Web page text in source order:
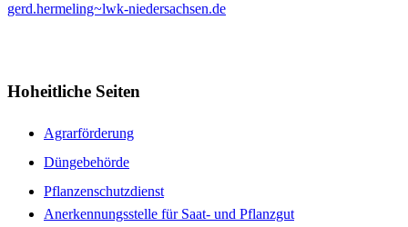
gerd.hermeling~lwk-niedersachsen.de
Hoheitliche Seiten
Agrarförderung
Düngebehörde
Pflanzenschutzdienst
Anerkennungsstelle für Saat- und Pflanzgut